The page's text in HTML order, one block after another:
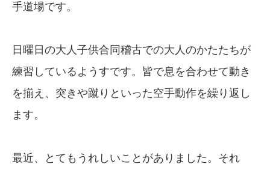
手道場です。
日曜日の大人子供合同稽古での大人のかたたちが
練習しているようすです。皆で息を合わせて動き
を揃え、突きや蹴りといった空手動作を繰り返し
ます。
最近、とてもうれしいことがありました。それ